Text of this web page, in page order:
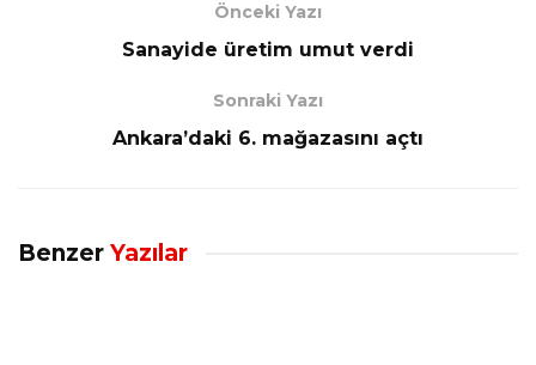
Önceki Yazı
Sanayide üretim umut verdi
Sonraki Yazı
Ankara’daki 6. mağazasını açtı
Benzer Yazılar